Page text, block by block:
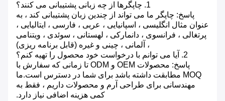
1. چاپگرها از چه زبانی پشتیبانی می کنند؟
پاسخ: چاپگر ما می تواند از چندین زبان پشتیبانی کند ، به
عنوان مثال انگلیسی ، اسپانیایی ، عربی ، فارسی ، ایتالیایی ،
پرتغالی ، فرانسوی ، دانمارکی ، لهستانی ، سوئدی ، ویتنامی
، آلمانی ، چینی و غیره (قابل برنامه ریزی)
2. آیا می توانم با درخواست خود محصول را تهیه کنم؟
پاسخ: محصولات OEM و ODM تا زمانی که سفارش با
MOQ مطابقت داشته باشد برای شما در دسترس است.ما
مهندسانی برای طراحی آرم و محصولات داریم ، فقط به
کمی هزینه اضافی نیاز دارد.